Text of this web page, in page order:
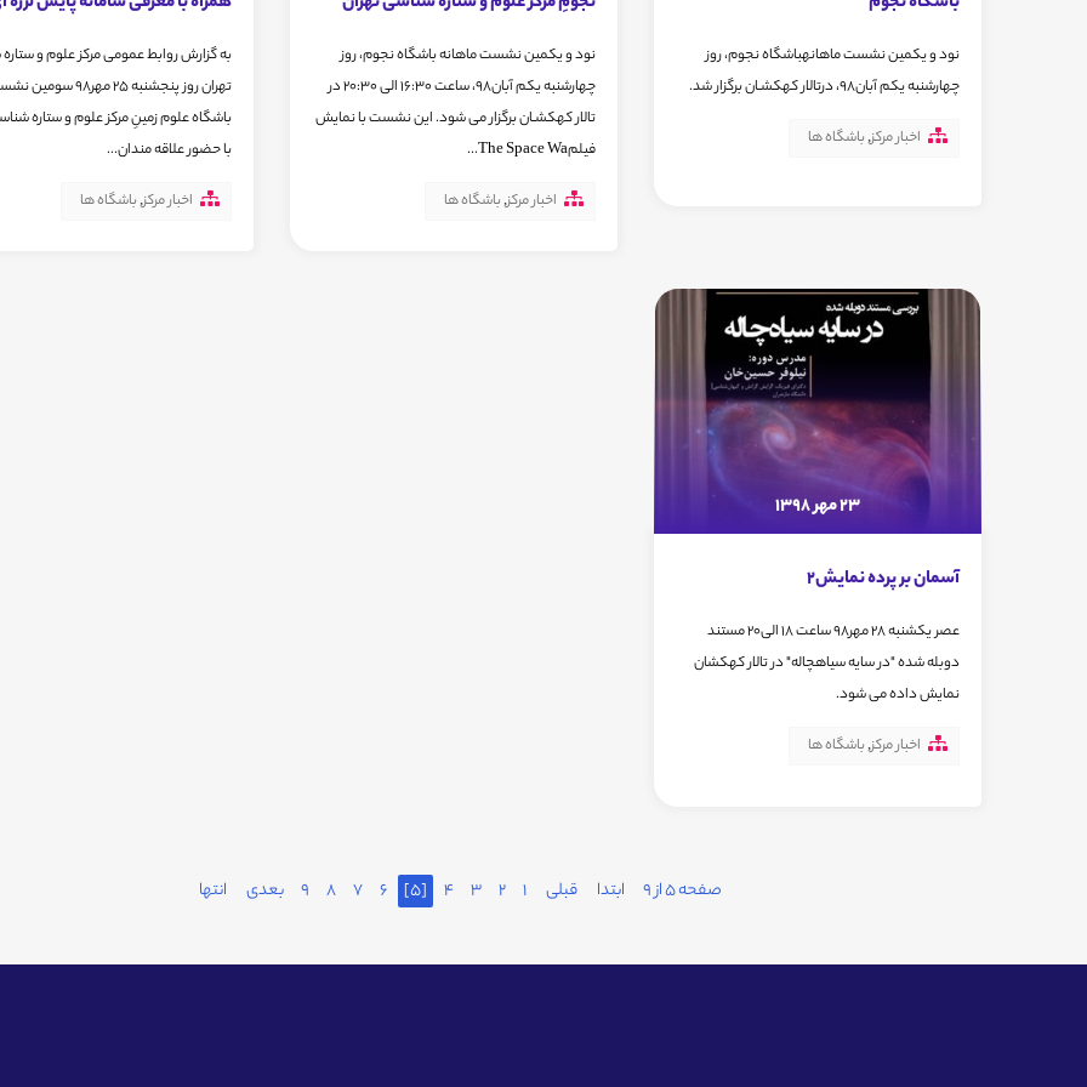
نود و یکمین نشست ماهانهباشگاه نجوم، روز
چهارشنبه یکم آبان98، درتالار کهکشـان برگزار شد.
اخبار مرکز,باشگاه ها
نود و یکمین نشست ماهانه باشگاه نجوم، روز
چهارشنبه یکم آبان98، ساعت 16:30 الی 20:30 در
تالار کهکشـان برگزار می شود. این نشست با نمایش
فیلمThe Space Wa...
اخبار مرکز,باشگاه ها
به گزارش روابط عمومی مرکز علوم و
تهران روز پنجشنبه 25 مهر98
باشگاه علوم زمینِ مرکز علوم و ستاره
با حضور علاقه مندان...
اخبار مرکز,باشگاه ها
23 مهر 1398
آسمان بر پرده نمایش2
عصر یکشنبه 28 مهر98 ساعت 18 الی20 مستند
دوبله شده "در سایه سیاهچاله" در تالار کهکشان
نمایش داده می شود.
اخبار مرکز,باشگاه ها
صفحه 5 از 9 ابتدا قبلی 1
2
3
4
[5]
6
7
8
9 بعدی انتها